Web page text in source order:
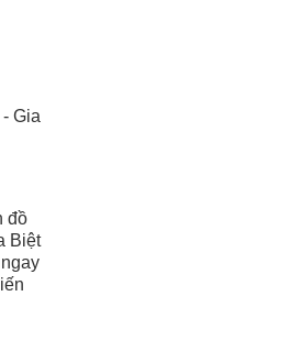
Gia
đồ
Biệt